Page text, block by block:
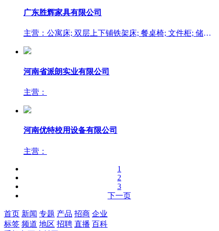
广东胜辉家具有限公司
主营：公寓床; 双层上下铺铁架床; 餐桌椅; 文件柜; 储物柜
河南省派朗实业有限公司
主营：
河南优特校用设备有限公司
主营：
1
2
3
下一页
首页 新闻 专题 产品 招商 企业
标签 频道 地区 招聘 直播 百科